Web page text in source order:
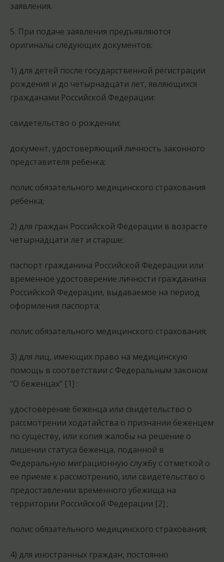
заявления.
5. При подаче заявления предъявляются
оригиналы следующих документов:
1) для детей после государственной регистрации
рождения и до четырнадцати лет, являющихся
гражданами Российской Федерации:
свидетельство о рождении;
документ, удостоверяющий личность законного
представителя ребенка;
полис обязательного медицинского страхования
ребенка;
2) для граждан Российской Федерации в возрасте
четырнадцати лет и старше:
паспорт гражданина Российской Федерации или
временное удостоверение личности гражданина
Российской Федерации, выдаваемое на период
оформления паспорта;
полис обязательного медицинского страхования;
3) для лиц, имеющих право на медицинскую
помощь в соответствии с Федеральным законом
“О беженцах” [1] :
удостоверение беженца или свидетельство о
рассмотрении ходатайства о признании беженцем
по существу, или копия жалобы на решение о
лишении статуса беженца, поданной в
Федеральную миграционную службу с отметкой о
ее приеме к рассмотрению, или свидетельство о
предоставлении временного убежища на
территории Российской Федерации [2] ;
полис обязательного медицинского страхования;
4) для иностранных граждан, постоянно